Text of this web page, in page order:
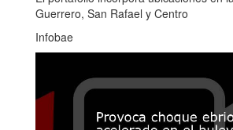
Guerrero, San Rafael y Centro
Infobae